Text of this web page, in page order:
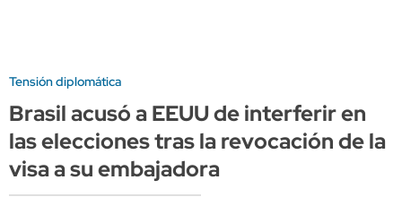
Tensión diplomática
Brasil acusó a EEUU de interferir en
las elecciones tras la revocación de la
visa a su embajadora